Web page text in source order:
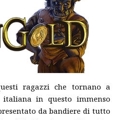
ragazzi che tornano a
in questo immenso
da bandiere di tutto